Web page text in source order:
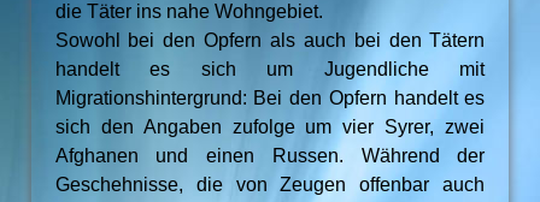
die Täter ins nahe Wohngebiet.
Sowohl bei den Opfern als auch bei den Tätern
handelt es sich um Jugendliche mit
Migrationshintergrund: Bei den Opfern handelt es
sich den Angaben zufolge um vier Syrer, zwei
Afghanen und einen Russen. Während der
Geschehnisse, die von Zeugen offenbar auch